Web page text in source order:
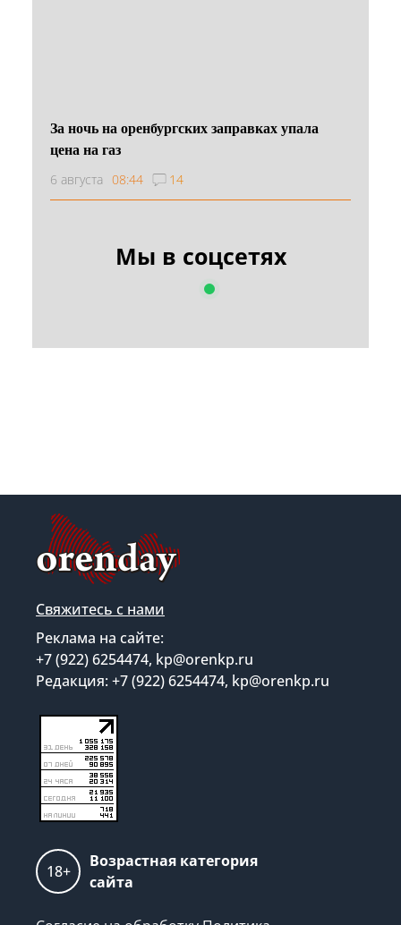
За ночь на оренбургских заправках упала
цена на газ
6 августа 08:44 14
Мы в соцсетях
Свяжитесь с нами
Реклама на сайте:
+7 (922) 6254474, kp@orenkp.ru
Редакция: +7 (922) 6254474, kp@orenkp.ru
18+
Возрастная категория
сайта